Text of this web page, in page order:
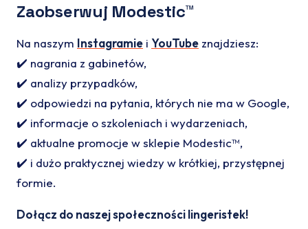
Zaobserwuj Modestic™
Na naszym Instagramie i YouTube znajdziesz:
✔️ nagrania z gabinetów,
✔️ analizy przypadków,
✔️ odpowiedzi na pytania, których nie ma w Google,
✔️ informacje o szkoleniach i wydarzeniach,
✔️ aktualne promocje w sklepie Modestic™,
✔️ i dużo praktycznej wiedzy w krótkiej, przystępnej
formie.
Dołącz do naszej społeczności lingeristek!